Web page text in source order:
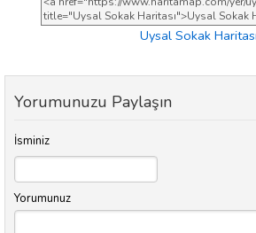
Uysal Sokak Haritası
Yorumunuzu Paylaşın
İsminiz
Yorumunuz